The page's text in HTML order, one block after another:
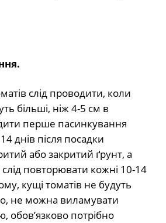
слід проводити, коли
більші, ніж 4-5 см в
перше пасинкування
днів після посадки
або закритий ґрунт, а
повторювати кожні 10-14
кущі томатів не будуть
не можна виламувати
обов’язково потрібно